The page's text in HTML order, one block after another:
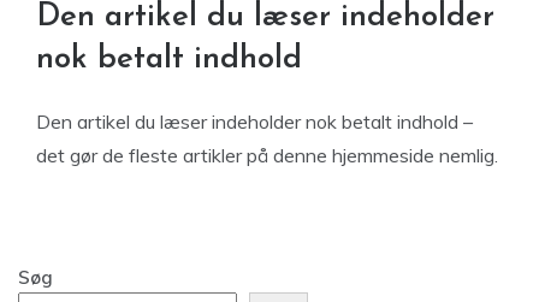
Den artikel du læser indeholder
nok betalt indhold
Den artikel du læser indeholder nok betalt indhold –
det gør de fleste artikler på denne hjemmeside nemlig.
Søg